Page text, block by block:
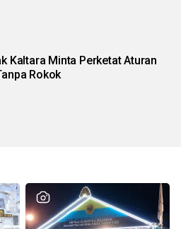
Kaltara Minta Perketat Aturan
Rokok